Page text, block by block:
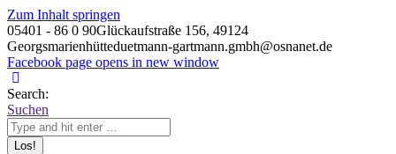
Zum Inhalt springen
05401 - 86 0 90Glückaufstraße 156, 49124
Georgsmarienhütteduetmann-gartmann.gmbh@osnanet.de
Facebook page opens in new window
Search:
Suchen